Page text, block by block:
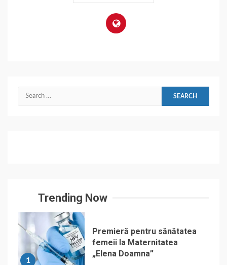
Search
Trending Now
1
Premieră pentru sănătatea
femeii la Maternitatea
„Elena Doamna”